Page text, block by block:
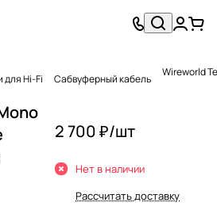
для Hi-Fi Сабвуферный кабель Wireworld
2 700 ₽/шт
Нет в наличии
Рассчитать доставку